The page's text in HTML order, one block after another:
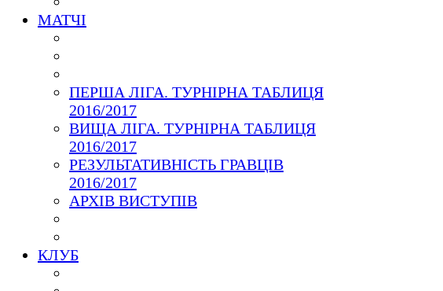
МАТЧІ
ПЕРША ЛІГА. ТУРНІРНА ТАБЛИЦЯ
2016/2017
ВИЩА ЛІГА. ТУРНІРНА ТАБЛИЦЯ
2016/2017
РЕЗУЛЬТАТИВНІСТЬ ГРАВЦІВ
2016/2017
АРХІВ ВИСТУПІВ
КЛУБ